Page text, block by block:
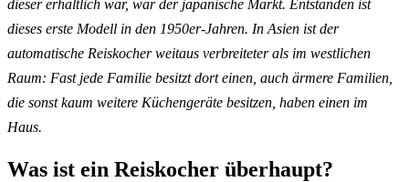
dieser erhältlich war, war der japanische Markt. Entstanden ist
dieses erste Modell in den 1950er-Jahren. In Asien ist der
automatische Reiskocher weitaus verbreiteter als im westlichen
Raum: Fast jede Familie besitzt dort einen, auch ärmere Familien,
die sonst kaum weitere Küchengeräte besitzen, haben einen im
Haus.
Was ist ein Reiskocher überhaupt?